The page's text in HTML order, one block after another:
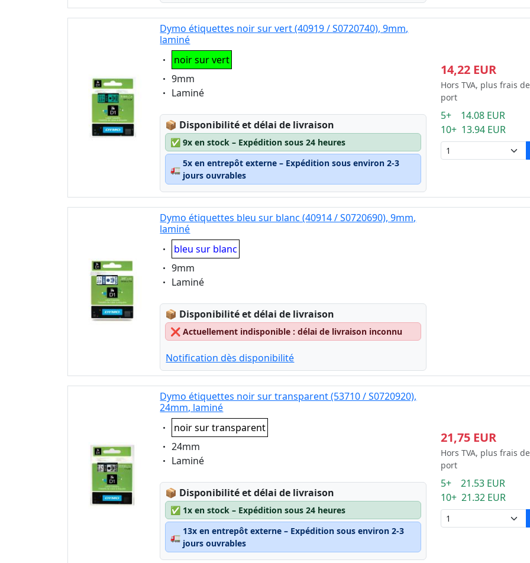
Dymo étiquettes noir sur vert (40919 / S0720740), 9mm,
laminé
Eigenschaft:
noir sur vert
Eigenschaft:
9mm
Eigenschaft:
Laminé
📦 Lagerstatus:
Disponibilité et délai de livraison
✅ 9x en stock – Expédition sous 24 heures
🚛
5x en entrepôt externe – Expédition sous environ 2-3
jours ouvrables
14,22 EUR
Hors TVA, plus frais de
port
5+ 14.08 EUR
10+ 13.94 EUR
Dymo étiquettes bleu sur blanc (40914 / S0720690), 9mm,
laminé
Eigenschaft:
bleu sur blanc
Eigenschaft:
9mm
Eigenschaft:
Laminé
📦 Lagerstatus:
Disponibilité et délai de livraison
❌ Actuellement indisponible : délai de livraison inconnu
Notification dès disponibilité
Dymo étiquettes noir sur transparent (53710 / S0720920),
24mm, laminé
Eigenschaft:
noir sur transparent
Eigenschaft:
24mm
Eigenschaft:
Laminé
📦 Lagerstatus:
Disponibilité et délai de livraison
✅ 1x en stock – Expédition sous 24 heures
🚛
13x en entrepôt externe – Expédition sous environ 2-3
jours ouvrables
21,75 EUR
Hors TVA, plus frais de
port
5+ 21.53 EUR
10+ 21.32 EUR